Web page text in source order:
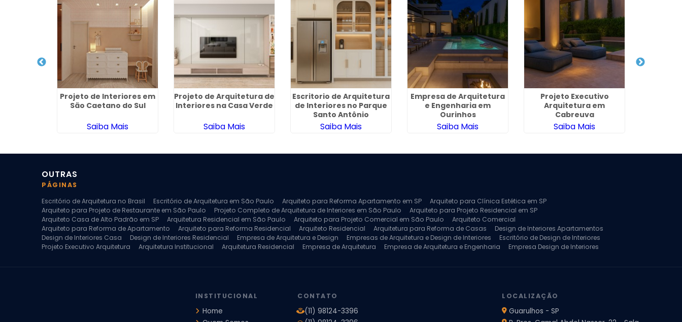
Projeto de Interiores em
São Caetano do Sul
Saiba Mais
Projeto de Arquitetura de
Interiores na Casa Verde
Saiba Mais
Escritorio de Arquitetura
de Interiores no Parque
Santo Antônio
Saiba Mais
Empresa de Arquitetura
e Engenharia em
Ourinhos
Saiba Mais
Projeto Executivo
Arquitetura em
Cabreuva
Saiba Mais
OUTRAS
PÁGINAS
Escritório de Arquitetura no Brasil
Escritório de Arquitetura em São Paulo Arquiteto para Reforma Apartamento em SP
Arquiteto para Clínica Estética em SP
Arquiteto para Projeto de Restaurante em São Paulo
Projeto Completo de Arquitetura de Interiores em São Paulo
Arquiteto para Projeto Residencial em SP
Arquiteto Casa de Alto Padrão em SP
Arquitetura Residencial em São Paulo Arquiteto para Projeto Comercial em São Paulo
Arquiteto Comercial
Arquiteto para Reforma de Apartamento
Arquiteto para Reforma Residencial Arquiteto Residencial Arquitetura para Reforma de Casas
Design de Interiores Apartamentos
Design de Interiores Casa
Design de Interiores Residencial Empresa de Arquitetura e Design Empresas de Arquitetura e Design de Interiores
Escritório de Design de Interiores
Projeto Executivo Arquitetura
Arquitetura Institucional Arquitetura Residencial Empresa de Arquitetura Empresa de Arquitetura e Engenharia
Empresa Design de Interiores
INSTITUCIONAL
Home
CONTATO
(11) 98124-3396
LOCALIZAÇÃO
Guarulhos - SP